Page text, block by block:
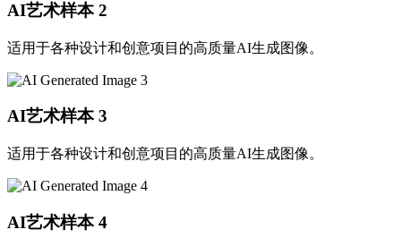
AI艺术样本 2
适用于各种设计和创意项目的高质量AI生成图像。
AI艺术样本 3
适用于各种设计和创意项目的高质量AI生成图像。
AI艺术样本 4